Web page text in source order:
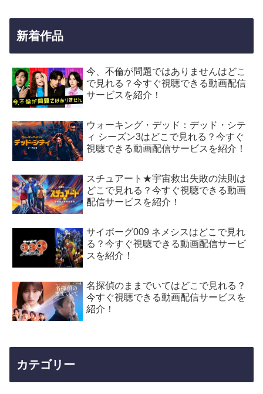
新着作品
今、不倫が問題ではありませんはどこ
で見れる？今すぐ視聴できる動画配信
サービスを紹介！
ウォーキング・デッド：デッド・シテ
ィ シーズン3はどこで見れる？今すぐ
視聴できる動画配信サービスを紹介！
スチュアート★宇宙救出失敗の法則は
どこで見れる？今すぐ視聴できる動画
配信サービスを紹介！
サイボーグ009 ネメシスはどこで見れ
る？今すぐ視聴できる動画配信サービ
スを紹介！
名探偵のままでいてはどこで見れる？
今すぐ視聴できる動画配信サービスを
紹介！
カテゴリー